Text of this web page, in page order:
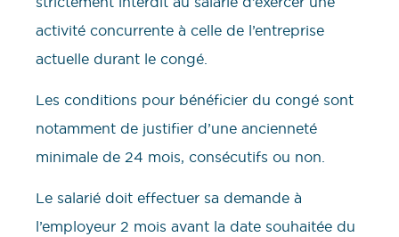
activité concurrente à celle de l’entreprise
actuelle durant le congé.
Les conditions pour bénéficier du congé sont
notamment de justifier d’une ancienneté
minimale de 24 mois, consécutifs ou non.
Le salarié doit effectuer sa demande à
l’employeur 2 mois avant la date souhaitée du